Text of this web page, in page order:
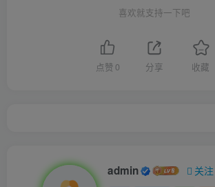
喜欢就支持一下吧
点赞 0 分享 收藏
admin 关注